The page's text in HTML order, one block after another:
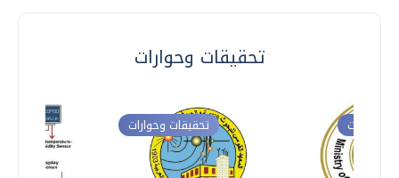
تحقيقات وحوارات
تحقيقات وحوارات وحوارات